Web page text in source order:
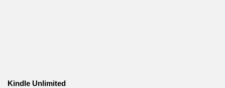
Kindle Unlimited